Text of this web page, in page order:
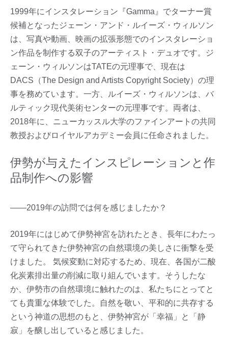
1999年にインスタレーション『Gamma』でターナー賞
候補となったジェーン・アンド・ルイーズ・ウィルソン
は、写真や動画、映画の拡張形態でのインスタレーショ
ン作品を制作する双子のアーティスト・デュオです。ジ
ェーン・ウィルソンはTATEの元理事で、現在は
DACS（The Design and Artists Copyright Society）の理
事を務めています。一方、ルイーズ・ウィルソンは、バ
ルティック現代美術センターの元理事です。両者は、
2018年に、ニューカッスル大学のファインアートの共同
教授およびロイヤルアカデミー会員に任命されました。
伊勢が与えたインスピレーションと作
品制作への影響
――2019年の訪問では何を感じましたか？
2019年にはじめて伊勢神宮を訪れたとき、長年にわたっ
て守られてきた伊勢神宮の自然環境の美しさに衝撃を受
けました。 気候変動に対応するため、現在、各国が二酸
化炭素排出量の削減に取り組んでいます。そうしたな
か、伊勢市の自然環境に触れたのは、私たちにとってと
ても貴重な体験でした。自然を敬い、平和的に共存する
という神道の思想のもと、伊勢神宮が「幸福」と「静
寂」を醸し出していると感じました。